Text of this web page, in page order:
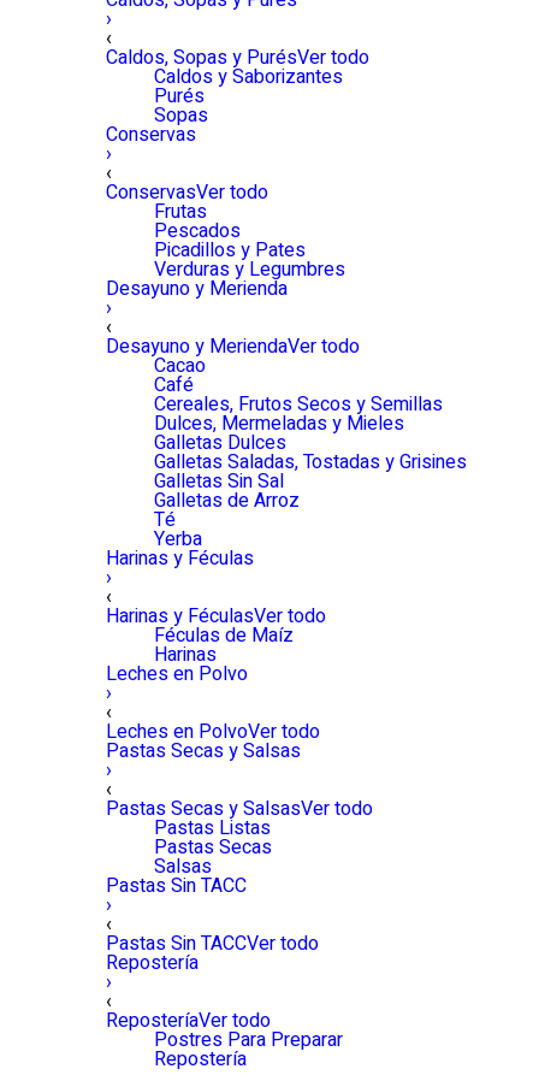
›
‹
Caldos, Sopas y PurésVer todo
Caldos y Saborizantes
Purés
Sopas
Conservas
›
‹
ConservasVer todo
Frutas
Pescados
Picadillos y Pates
Verduras y Legumbres
Desayuno y Merienda
›
‹
Desayuno y MeriendaVer todo
Cacao
Café
Cereales, Frutos Secos y Semillas
Dulces, Mermeladas y Mieles
Galletas Dulces
Galletas Saladas, Tostadas y Grisines
Galletas Sin Sal
Galletas de Arroz
Té
Yerba
Harinas y Féculas
›
‹
Harinas y FéculasVer todo
Féculas de Maíz
Harinas
Leches en Polvo
›
‹
Leches en PolvoVer todo
Pastas Secas y Salsas
›
‹
Pastas Secas y SalsasVer todo
Pastas Listas
Pastas Secas
Salsas
Pastas Sin TACC
›
‹
Pastas Sin TACCVer todo
Repostería
›
‹
ReposteríaVer todo
Postres Para Preparar
Repostería